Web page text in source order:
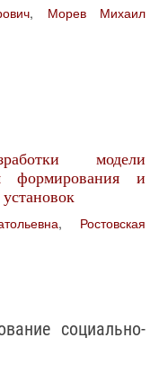
, Морев Михаил
модели
формирования и
, Ростовская
социально-